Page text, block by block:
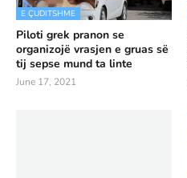
E ÇUDITSHME
Piloti grek pranon se
organizojë vrasjen e gruas së
tij sepse mund ta linte
June 17, 2021